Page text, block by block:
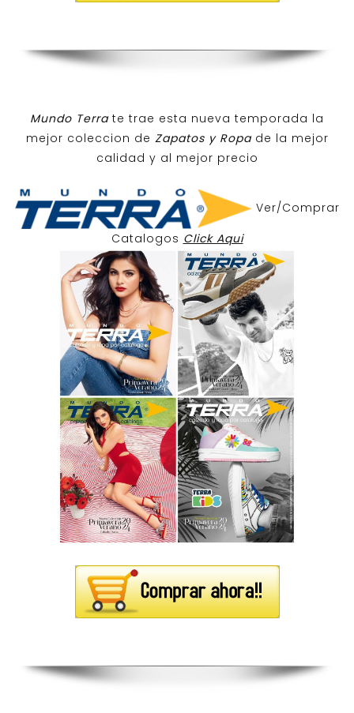
Mundo Terra te trae esta nueva temporada la
mejor coleccion de Zapatos y Ropa de la mejor
calidad y al mejor precio
Ver/Comprar
Catalogos Click Aqui